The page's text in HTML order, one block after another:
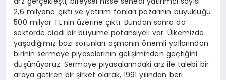
2,6 milyona çıktı ve yatırım fonları pazarının büyüklüğü
500 milyar TL’nin üzerine çıktı. Bundan sonra da
sektörde ciddi bir büyüme potansiyeli var. Ülkemizde
yaşadığımız bazı sorunları aşmanın önemli yollarından
birinin sermaye piyasalarının gelişiminden geçtiğini
düşünüyoruz. Sermaye piyasalarındaki arz ile talebi bir
araya getiren bir şirket olarak, 1991 yılından beri